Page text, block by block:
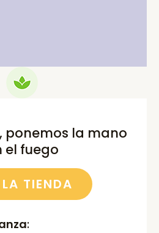
ponemos la mano
el fuego
TIENDA
: